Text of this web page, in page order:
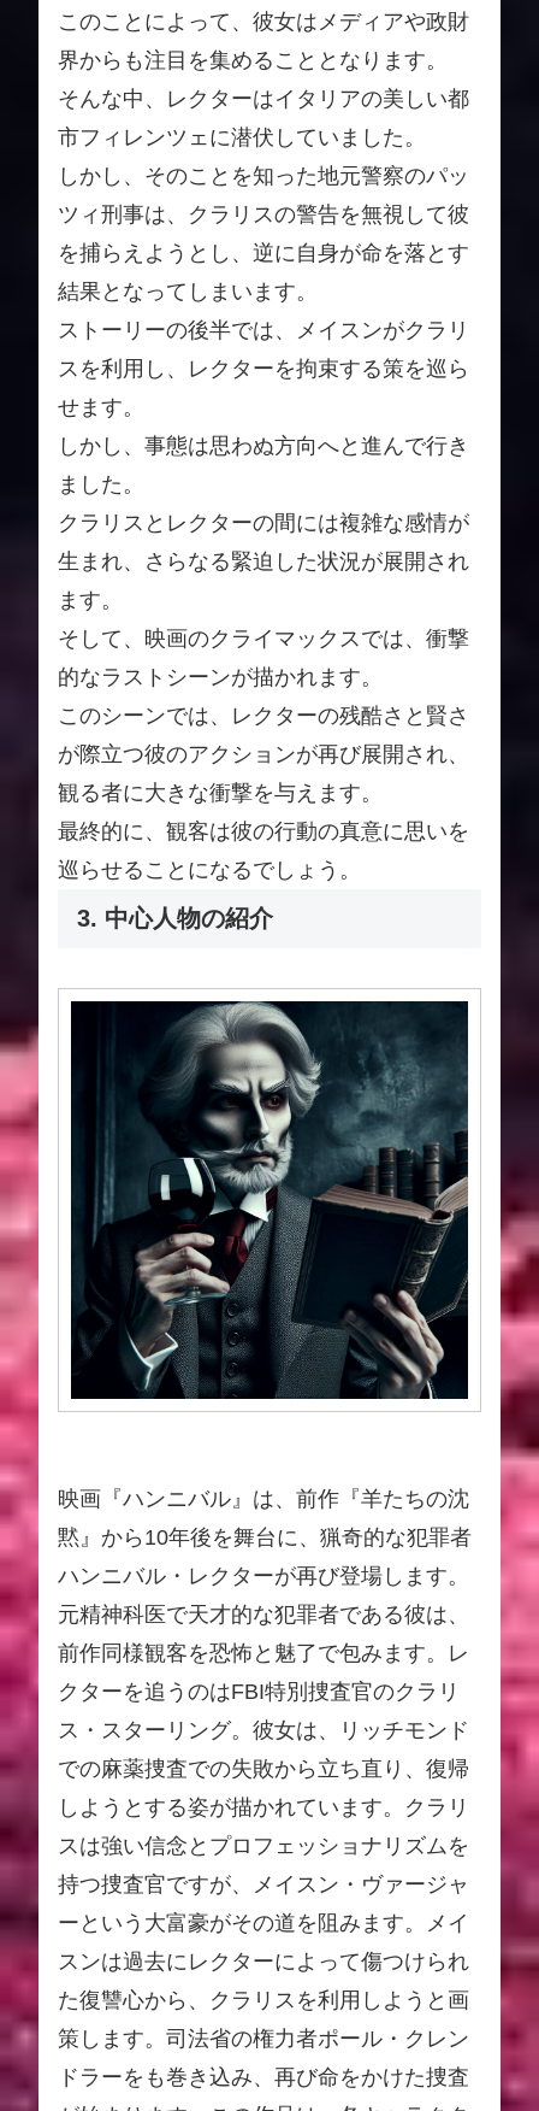
このことによって、彼女はメディアや政財
界からも注目を集めることとなります。
そんな中、レクターはイタリアの美しい都
市フィレンツェに潜伏していました。
しかし、そのことを知った地元警察のパッ
ツィ刑事は、クラリスの警告を無視して彼
を捕らえようとし、逆に自身が命を落とす
結果となってしまいます。
ストーリーの後半では、メイスンがクラリ
スを利用し、レクターを拘束する策を巡ら
せます。
しかし、事態は思わぬ方向へと進んで行き
ました。
クラリスとレクターの間には複雑な感情が
生まれ、さらなる緊迫した状況が展開され
ます。
そして、映画のクライマックスでは、衝撃
的なラストシーンが描かれます。
このシーンでは、レクターの残酷さと賢さ
が際立つ彼のアクションが再び展開され、
観る者に大きな衝撃を与えます。
最終的に、観客は彼の行動の真意に思いを
巡らせることになるでしょう。
3. 中心人物の紹介
映画『ハンニバル』は、前作『羊たちの沈
黙』から10年後を舞台に、猟奇的な犯罪者
ハンニバル・レクターが再び登場します。
元精神科医で天才的な犯罪者である彼は、
前作同様観客を恐怖と魅了で包みます。レ
クターを追うのはFBI特別捜査官のクラリ
ス・スターリング。彼女は、リッチモンド
での麻薬捜査での失敗から立ち直り、復帰
しようとする姿が描かれています。クラリ
スは強い信念とプロフェッショナリズムを
持つ捜査官ですが、メイスン・ヴァージャ
ーという大富豪がその道を阻みます。メイ
スンは過去にレクターによって傷つけられ
た復讐心から、クラリスを利用しようと画
策します。司法省の権力者ポール・クレン
ドラーをも巻き込み、再び命をかけた捜査